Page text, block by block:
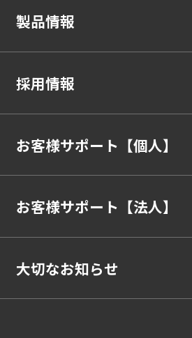
製品情報
採用情報
お客様サポート【個人】
お客様サポート【法人】
大切なお知らせ